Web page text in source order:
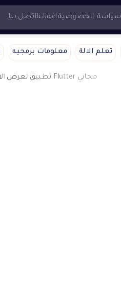
سياسة الخصوصيةاعمالنااتصل بنا
تعلم الالة معلومات برمجيه